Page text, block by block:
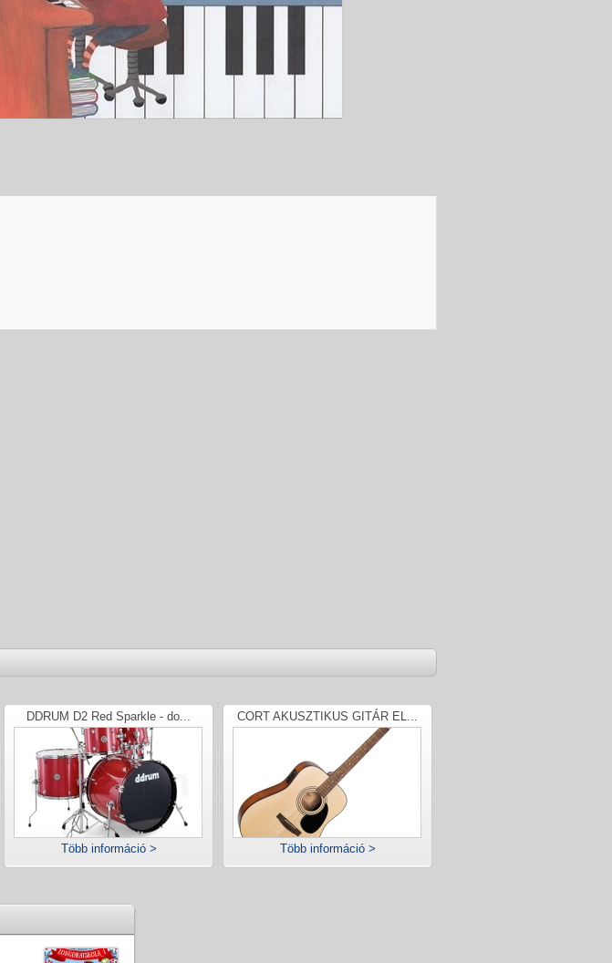
DDRUM D2 Red Sparkle - do...
Több információ >
CORT AKUSZTIKUS GITÁR EL...
Több információ >